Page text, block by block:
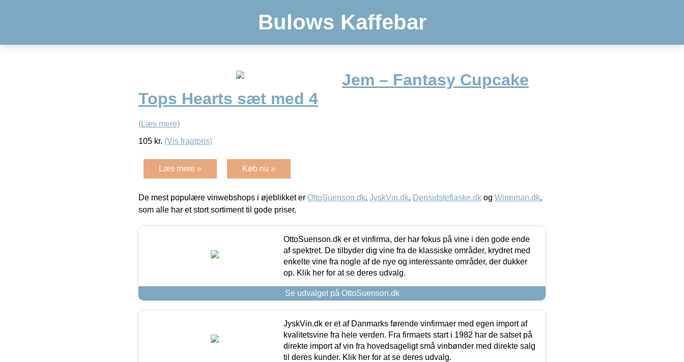
Bulows Kaffebar
Jem – Fantasy Cupcake
Tops Hearts sæt med 4
(Læs mere)
105 kr. (Vis fragtpris)
Læs mere » Køb nu »
De mest populære vinwebshops i øjeblikket er OttoSuenson.dk, JyskVin.dk, Densidsteflaske.dk og Wineman.dk,
som alle har et stort sortiment til gode priser.
OttoSuenson.dk er et vinfirma, der har fokus på vine i den gode ende
af spektret. De tilbyder dig vine fra de klassiske områder, krydret med
enkelte vine fra nogle af de nye og interessante områder, der dukker
op. Klik her for at se deres udvalg.
Se udvalget på OttoSuenson.dk
JyskVin.dk er et af Danmarks førende vinfirmaer med egen import af
kvalitetsvine fra hele verden. Fra firmaets start i 1982 har de satset på
direkte import af vin fra hovedsageligt små vinbønder med direkte salg
til deres kunder. Klik her for at se deres udvalg.